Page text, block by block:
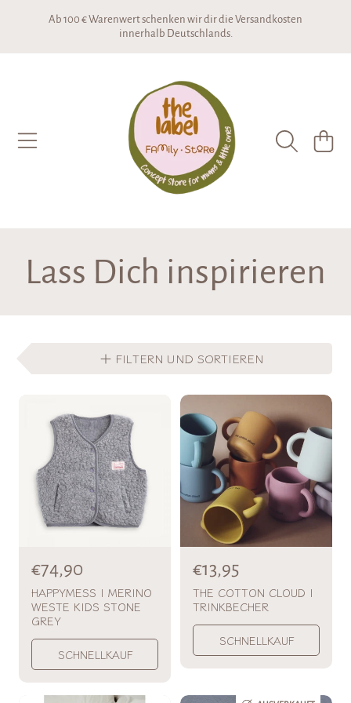
DIREKT ZUM INHALT
Ab 100 € Warenwert schenken wir dir die Versandkosten
innerhalb Deutschlands.
Kollektion:
Lass Dich inspirieren
FILTERN UND SORTIEREN
N
o
r
m
a
l
€74,90
HAPPYMESS | MERINO
WESTE KIDS STONE
GREY
SCHNELLKAUF
N
o
r
m
a
€13,95
THE COTTON CLOUD |
TRINKBECHER
SCHNELLKAUF